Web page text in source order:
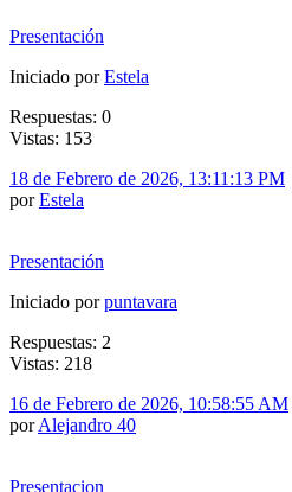
Presentación
Iniciado porEstela
Respuestas: 0
Vistas: 153
18 de Febrero de 2026, 13:11:13 PM
porEstela
Presentación
Iniciado porpuntavara
Respuestas: 2
Vistas: 218
16 de Febrero de 2026, 10:58:55 AM
porAlejandro 40
Presentacion